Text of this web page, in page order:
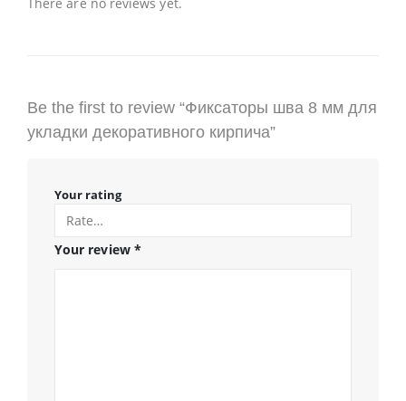
Be the first to review “Фиксаторы шва 8 мм для
укладки декоративного кирпича”
Your rating
Your review *